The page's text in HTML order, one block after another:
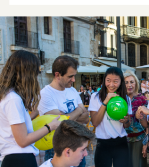
Imagen